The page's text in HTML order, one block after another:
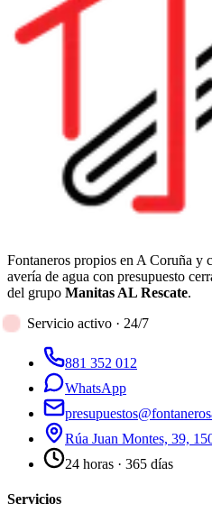
Fontaneros propios en A Coruña y
avería de agua con presupuesto
del grupo Manitas AL Rescate.
Servicio activo · 24/7
881 352 012
WhatsApp
Rúa Juan Montes, 39,
24 horas · 365 días
Servicios